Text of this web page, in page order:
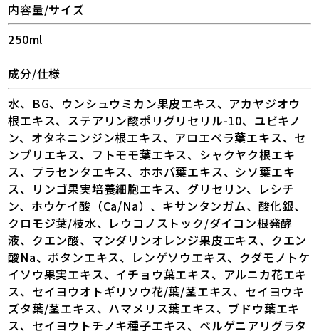
内容量/サイズ
250ml
成分/仕様
水、BG、ウンシュウミカン果皮エキス、アカヤジオウ
根エキス、ステアリン酸ポリグリセリル-10、ユビキノ
ン、オタネニンジン根エキス、アロエベラ葉エキス、セ
ンブリエキス、フトモモ葉エキス、シャクヤク根エキ
ス、プラセンタエキス、ホホバ葉エキス、シソ葉エキ
ス、リンゴ果実培養細胞エキス、グリセリン、レシチ
ン、ホウケイ酸（Ca/Na）、キサンタンガム、酸化銀、
クロモジ葉/枝水、レウコノストック/ダイコン根発酵
液、クエン酸、マンダリンオレンジ果皮エキス、クエン
酸Na、ボタンエキス、レンゲソウエキス、クダモノトケ
イソウ果実エキス、イチョウ葉エキス、アルニカ花エキ
ス、セイヨウオトギリソウ花/葉/茎エキス、セイヨウキ
ズタ葉/茎エキス、ハマメリス葉エキス、ブドウ葉エキ
ス、セイヨウトチノキ種子エキス、ベルゲニアリグラタ